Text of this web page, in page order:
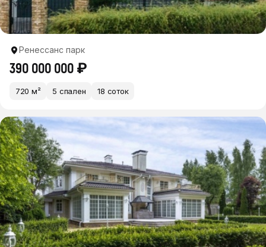
Ренессанс парк
390 000 000 ₽
720 м² 5 спален 18 соток